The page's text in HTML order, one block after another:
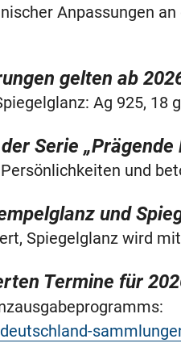
Anpassungen
gelten ab
Ag 925, 18
Serie „Prägende
und
und
Spiegelglanz wird
Termine für